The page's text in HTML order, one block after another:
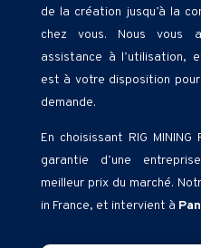
de la création jusqu’à la
chez vous. Nous vous
assistance à l’utilisation,
est à votre disposition
demande.
En choisissant RIG
garantie d’une
meilleur prix du marché.
in France, et intervient à